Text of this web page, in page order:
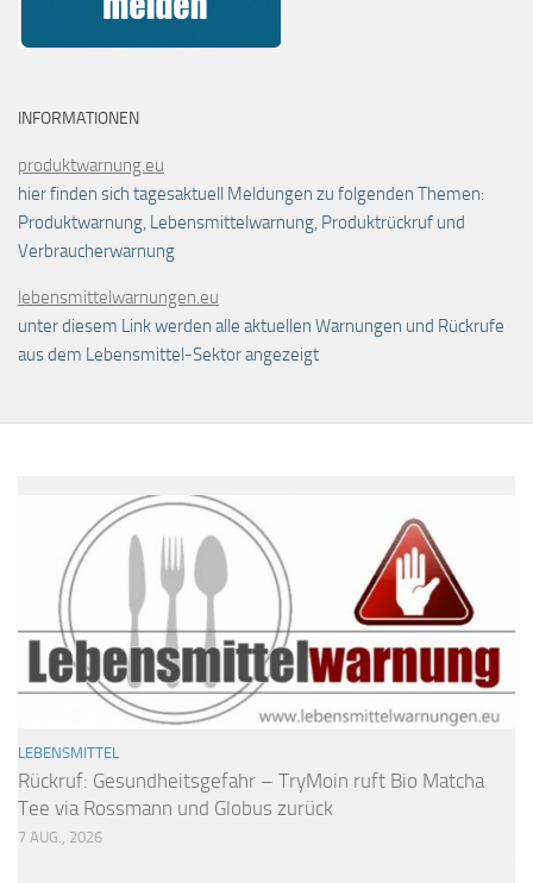
INFORMATIONEN
produktwarnung.eu
hier finden sich tagesaktuell Meldungen zu folgenden Themen:
Produktwarnung, Lebensmittelwarnung, Produktrückruf und
Verbraucherwarnung
lebensmittelwarnungen.eu
unter diesem Link werden alle aktuellen Warnungen und Rückrufe
aus dem Lebensmittel-Sektor angezeigt
LEBENSMITTEL
Rückruf: Gesundheitsgefahr – TryMoin ruft Bio Matcha
Tee via Rossmann und Globus zurück
7 AUG., 2026